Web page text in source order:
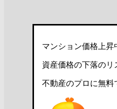
マンション価格上昇
資産価格の下落のリ
不動産のプロに無料